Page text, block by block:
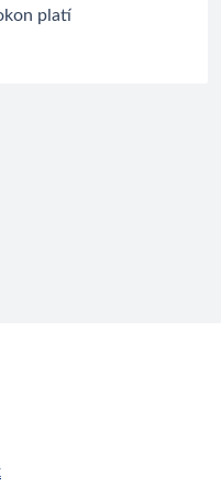
platí